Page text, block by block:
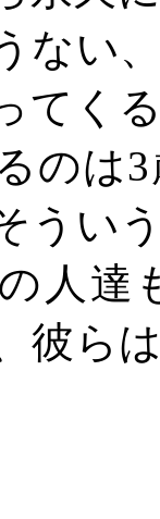
ない
てく
のは3
うい
人達
彼ら